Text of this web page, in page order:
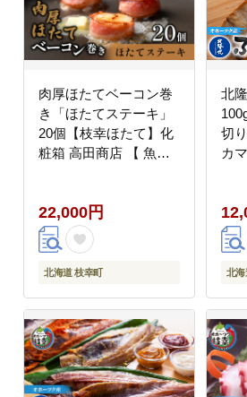
肉厚ほたてベーコン巻
き「ほたてステーキ」
20個【枝幸ほたて】化
粧箱 高田商店 【 魚貝
海道 】
22,000円
北海道 枝幸町
北
切
カ
北海